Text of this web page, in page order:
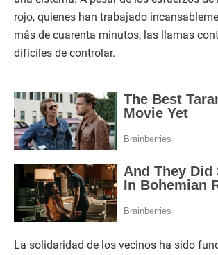
rojo, quienes han trabajado
más de cuarenta minutos, las llamas
difíciles de controlar.
La solidaridad de los vecinos ha sido